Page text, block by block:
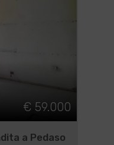
€ 59.000
a Pedaso